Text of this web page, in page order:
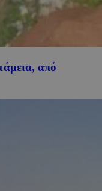
από